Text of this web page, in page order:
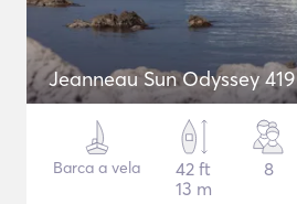
Jeanneau Sun Odyssey 419
Barca a vela
42 ft
13 m
8